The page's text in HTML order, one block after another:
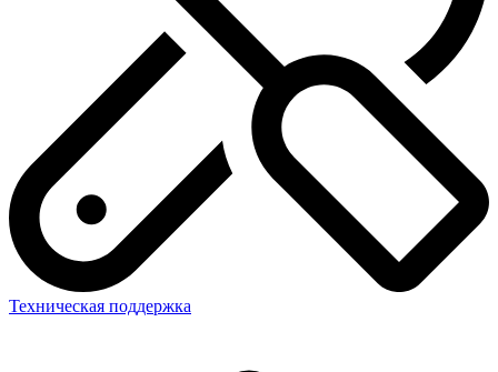
Техническая поддержка